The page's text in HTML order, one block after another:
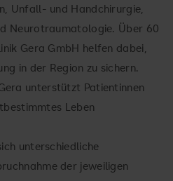
Unfall- und Handchirurgie,
Neurotraumatologie. Über 60
Gera GmbH helfen dabei,
in der Region zu sichern.
unterstützt Patientinnen
Leben
unterschiedliche
der jeweiligen